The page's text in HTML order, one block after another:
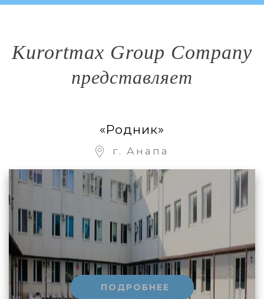
Kurortmax Group Company
представляет
«Родник»
г. Анапа
ПОДРОБНЕЕ